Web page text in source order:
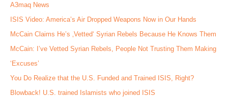
A3maq News
ISIS Video: America’s Air Dropped Weapons Now in Our Hands
McCain Claims He’s ‚Vetted‘ Syrian Rebels Because He Knows Them
McCain: I’ve Vetted Syrian Rebels, People Not Trusting Them Making
‘Excuses’
You Do Realize that the U.S. Funded and Trained ISIS, Right?
Blowback! U.S. trained Islamists who joined ISIS